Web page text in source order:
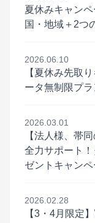
夏休みキャン
国・地域＋2つ
2026.06.10
【夏休み先取
ータ無制限プ
2026.03.01
【法人様、帯
全力サポート
ゼントキャンペ
2026.02.28
【3・4月限定